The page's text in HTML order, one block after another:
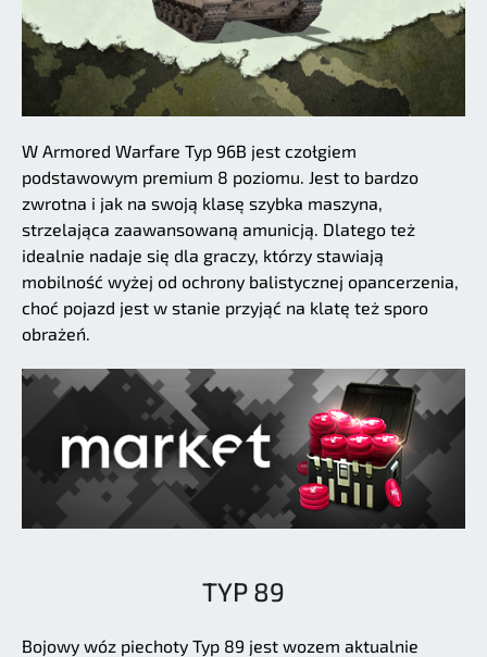
W Armored Warfare Typ 96B jest czołgiem
podstawowym premium 8 poziomu. Jest to bardzo
zwrotna i jak na swoją klasę szybka maszyna,
strzelająca zaawansowaną amunicją. Dlatego też
idealnie nadaje się dla graczy, którzy stawiają
mobilność wyżej od ochrony balistycznej opancerzenia,
choć pojazd jest w stanie przyjąć na klatę też sporo
obrażeń.
TYP 89
Bojowy wóz piechoty Typ 89 jest wozem aktualnie